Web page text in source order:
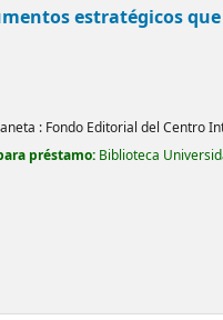
estratégicos
: Fondo Editorial del Centro
préstamo: Biblioteca